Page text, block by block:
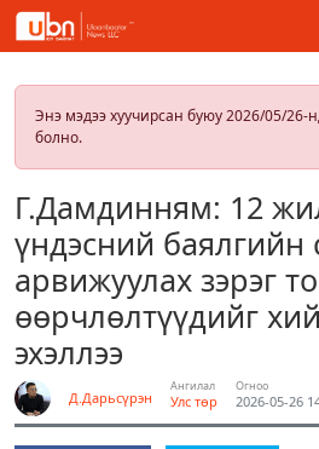
Энэ мэдээ хуучирсан буюу 2026/05/26-
болно.
Г.Дамдинням: 12
үндэсний баялгийн
арвижуулах зэрэг
өөрчлөлтүүдийг
эхэллээ
Д.Дарьсүрэн
Ангилал
Улс төр
Огноо
2026-05-26